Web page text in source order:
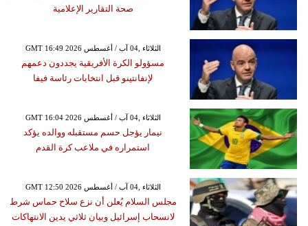
صحة التقارير الإعلامية
GMT 16:49 2026 الثلاثاء ,04 آب / أغسطس
مسؤولو الكرة الأفريقية يجددون دعمهم
لإنفانتينو قبل انتخابات رئاسة فيفا
GMT 16:04 2026 الثلاثاء ,04 آب / أغسطس
نيمار يؤجل حسم مستقبله ووالده يؤكد
استمراره في ملاعب كرة القدم
GMT 12:50 2026 الثلاثاء ,04 آب / أغسطس
مجلس السلام يُعلن أن نزع سلاح حماس شرط
لانسحاب إسرائيل وبيان ثلاثي يدين الانتهاكات